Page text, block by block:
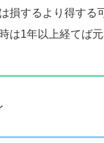
損するより得する
は1年以上経てば